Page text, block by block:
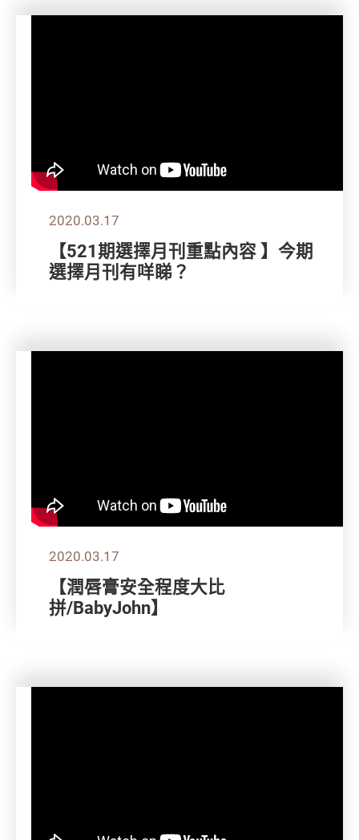
2020.03.17
【521期選擇月刊重點內容 】今期
選擇月刊有咩睇？
2020.03.17
【潤唇膏安全程度大比
拼/BabyJohn】